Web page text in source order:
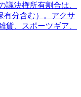
議決権所有割合は、
有分含む）。アクサ
貨、スポーツギア、